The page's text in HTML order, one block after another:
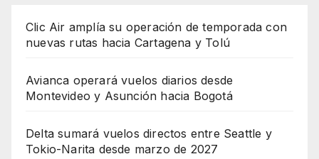
Clic Air amplía su operación de temporada con
nuevas rutas hacia Cartagena y Tolú
Avianca operará vuelos diarios desde
Montevideo y Asunción hacia Bogotá
Delta sumará vuelos directos entre Seattle y
Tokio-Narita desde marzo de 2027